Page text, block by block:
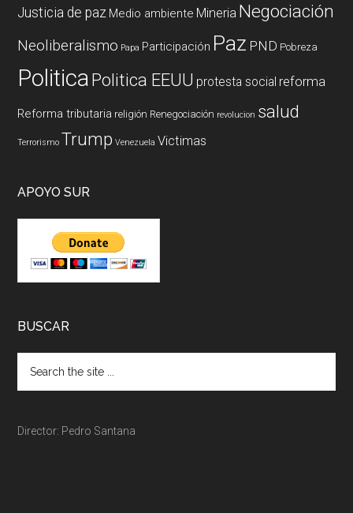
Justicia de paz Medio ambiente Mineria Negociación
Neoliberalismo Papa Participación Paz PND Pobreza
PoliticaPolitica EEUU protesta social reforma
Reforma tributaria religión Renegociación revolucion salud
Terrorismo Trump Venezuela Victimas
APOYO SUR
BUSCAR
Director: Pedro Santana